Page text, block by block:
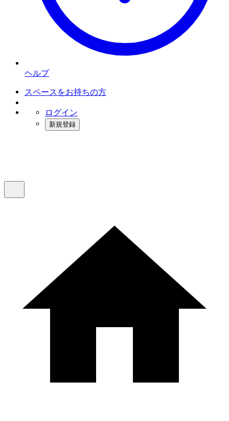
ヘルプ
スペースをお持ちの方
ログイン
新規登録